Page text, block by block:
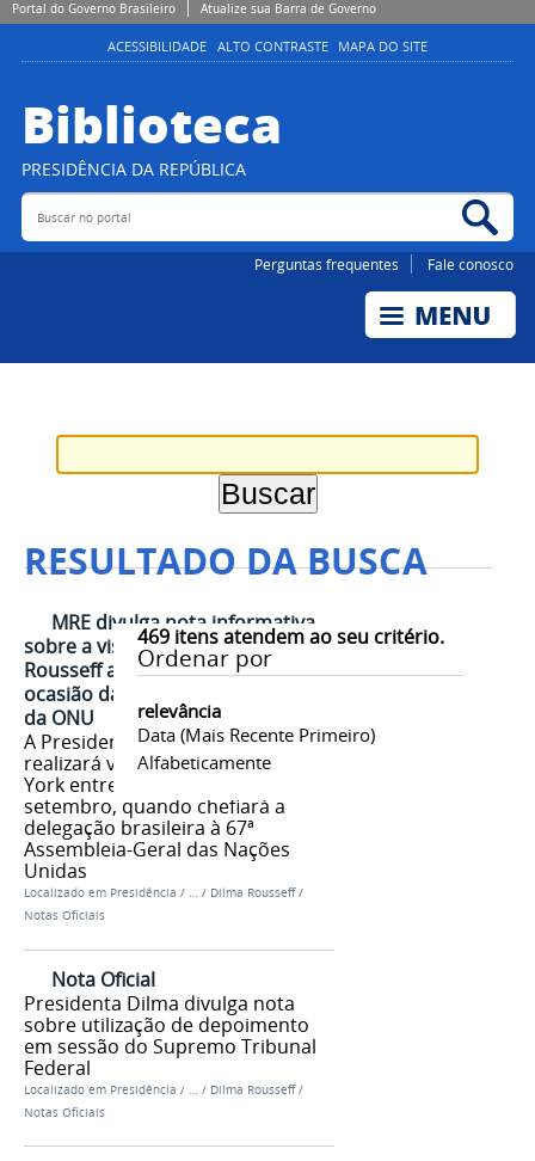
Portal do Governo Brasileiro Atualize sua Barra de Governo
ACESSIBILIDADE ALTO CONTRASTE MAPA DO SITE
Biblioteca
PRESIDÊNCIA DA REPÚBLICA
Buscar no portal
Perguntas frequentes Fale conosco
RESULTADO DA BUSCA
469itens atendem ao seu critério.
Ordenar por
relevância
Data (mais Recente Primeiro)
Alfabeticamente
MRE divulga nota informativa
sobre a visita da Presidenta Dilma
Rousseff a Nova Iorque por
ocasião da 67ª Assembleia-Geral
da ONU
A Presidenta Dilma Rousseff
realizará visita de trabalho a Nova
York entre os dias 23 e 26 de
setembro, quando chefiará a
delegação brasileira à 67ª
Assembleia-Geral das Nações
Unidas
Localizado em Presidência / … / Dilma Rousseff /
Notas Oficiais
Nota Oficial
Presidenta Dilma divulga nota
sobre utilização de depoimento
em sessão do Supremo Tribunal
Federal
Localizado em Presidência / / Dilma Rousseff /
Notas Oficiais